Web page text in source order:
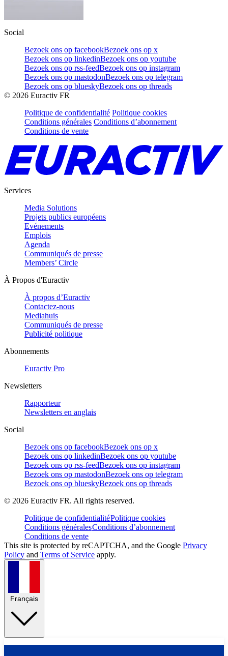
Social
Bezoek ons op facebookBezoek ons op x
Bezoek ons op linkedinBezoek ons op youtube
Bezoek ons op rss-feedBezoek ons op instagram
Bezoek ons op mastodonBezoek ons op telegram
Bezoek ons op blueskyBezoek ons op threads
© 2026 Euractiv FR
Politique de confidentialité Politique cookies
Conditions générales Conditions d’abonnement
Conditions de vente
Services
Media Solutions
Projets publics européens
Evénements
Emplois
Agenda
Communiqués de presse
Members’ Circle
À Propos d'Euractiv
À propos d’Euractiv
Contactez-nous
Mediahuis
Communiqués de presse
Publicité politique
Abonnements
Euractiv Pro
Newsletters
Rapporteur
Newsletters en anglais
Social
Bezoek ons op facebookBezoek ons op x
Bezoek ons op linkedinBezoek ons op youtube
Bezoek ons op rss-feedBezoek ons op instagram
Bezoek ons op mastodonBezoek ons op telegram
Bezoek ons op blueskyBezoek ons op threads
© 2026 Euractiv FR. All rights reserved.
Politique de confidentialitéPolitique cookies
Conditions généralesConditions d’abonnement
Conditions de vente
This site is protected by reCAPTCHA, and the Google Privacy
Policy and Terms of Service apply.
Français